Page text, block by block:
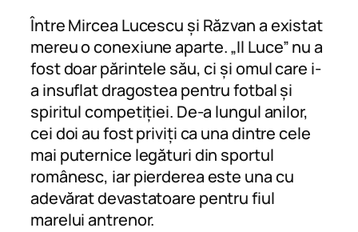
Între Mircea Lucescu și Răzvan a existat
mereu o conexiune aparte. „Il Luce” nu a
fost doar părintele său, ci și omul care i-
a insuflat dragostea pentru fotbal și
spiritul competiției. De-a lungul anilor,
cei doi au fost priviți ca una dintre cele
mai puternice legături din sportul
românesc, iar pierderea este una cu
adevărat devastatoare pentru fiul
marelui antrenor.